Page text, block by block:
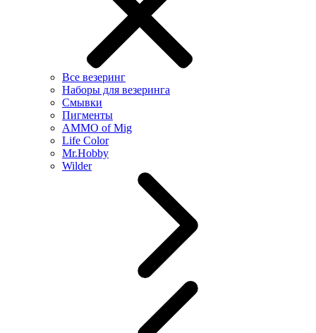
Все везеринг
Наборы для везеринга
Смывки
Пигменты
AMMO of Mig
Life Color
Mr.Hobby
Wilder